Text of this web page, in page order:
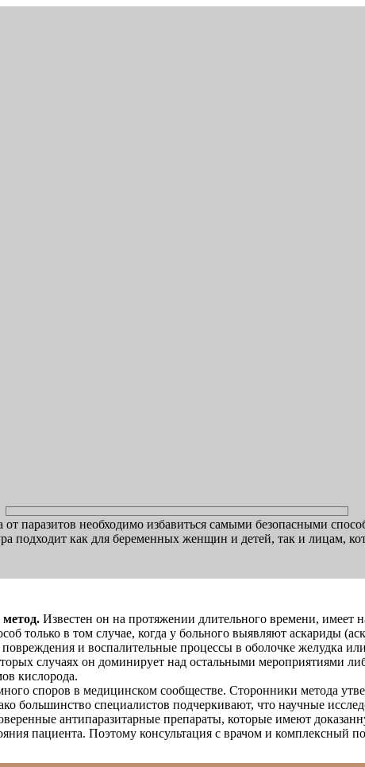
паразитов необходимо избавиться самыми безопасными
подходит как для беременных женщин и детей, так и лицам,
Известен он на протяжении длительного времени, имеет
только в том случае, когда у больного выявляют аскариды
и воспалительные процессы в оболочке желудка
случаях он доминирует над остальными мероприятиями
кислорода.
споров в медицинском сообществе. Сторонники метода
большинство специалистов подчеркивают, что научные
антипаразитарные препараты, которые имеют
пациента. Поэтому консультация с врачом и комплексный